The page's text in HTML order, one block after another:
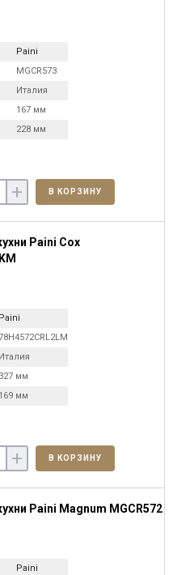
Paini
MGCR573
Италия
167 мм
228 мм
+ В КОРЗИНУ
Paini Cox
Paini
Италия
327 мм
169 мм
+ В КОРЗИНУ
Paini Magnum MGCR572
Paini